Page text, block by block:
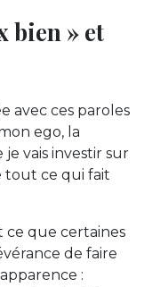
bien » et
avec ces paroles
ego, la
vais investir sur
tout ce qui fait
ce que certaines
de faire
: